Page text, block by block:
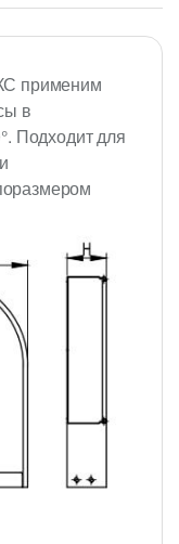
применим
в
Подходит для